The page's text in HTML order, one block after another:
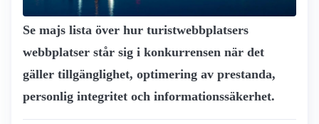
Se majs lista över hur turist­webbplatsers
webbplatser står sig i konkurrensen när det
gäller tillgänglighet, optimering av prestanda,
personlig integritet och informationssäkerhet.